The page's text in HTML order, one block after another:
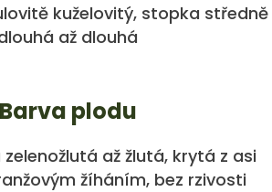
kuželovitý, stopka středně
až dlouhá
Barva plodu
až žlutá, krytá z asi
žíháním, bez rzivosti